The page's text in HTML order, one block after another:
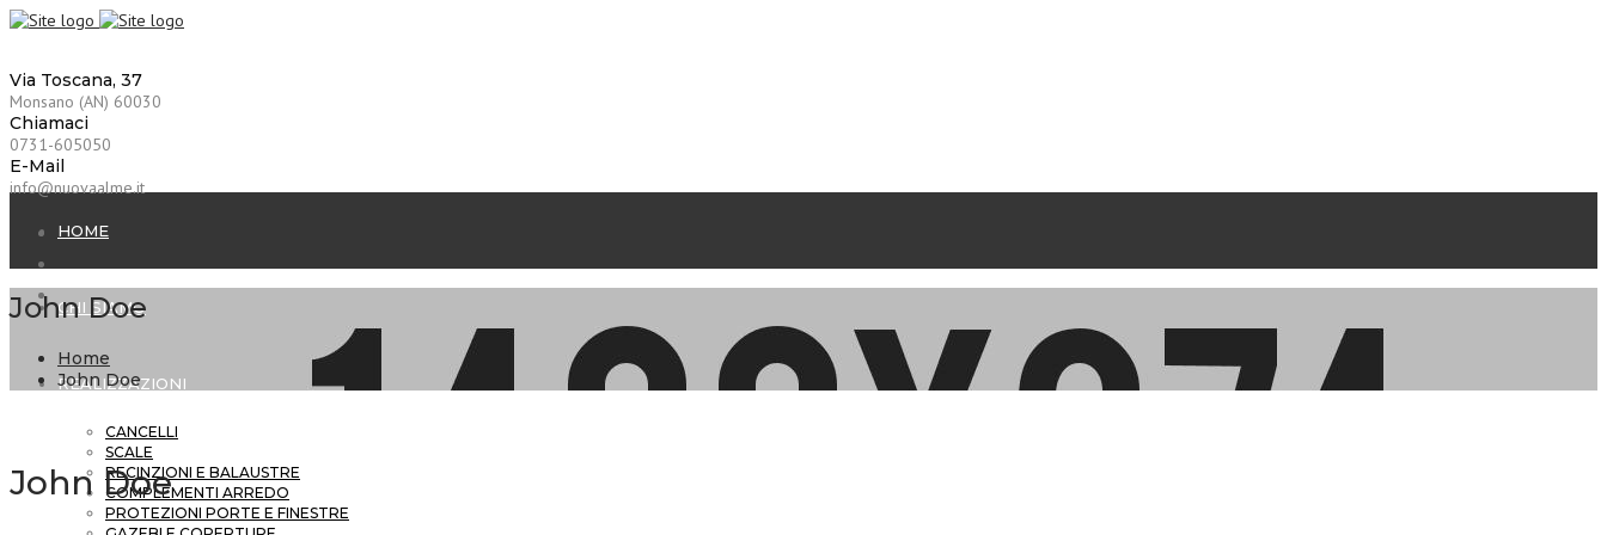
Via Toscana, 37
Monsano (AN) 60030
Chiamaci
0731-605050
E-Mail
info@nuovaalme.it
HOME
CHI SIAMO
REALIZZAZIONI
CANCELLI
SCALE
RECINZIONI E BALAUSTRE
COMPLEMENTI ARREDO
PROTEZIONI PORTE E FINESTRE
John Doe
Home
John Doe
John Doe